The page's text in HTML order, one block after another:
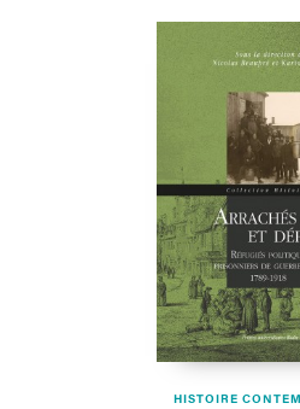
HISTOIRE